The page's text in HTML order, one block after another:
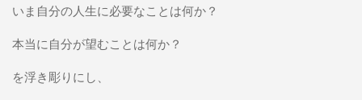
いま自分の人生に必要なことは何か？
本当に自分が望むことは何か？
を浮き彫りにし、